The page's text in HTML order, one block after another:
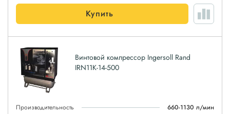
Купить
Винтовой компрессор Ingersoll Rand
IRN11K-14-500
Производительность
660-1130 л/мин